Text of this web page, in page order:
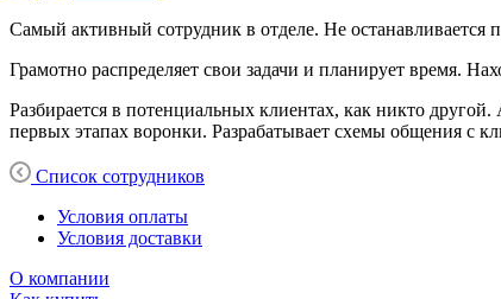
Самый активный сотрудник в отделе. Не останавливается
Грамотно распределяет свои задачи и планирует время.
Разбирается в потенциальных клиентах, как никто
первых этапах воронки. Разрабатывает схемы общения с
Список сотрудников
Условия оплаты
Условия доставки
О компании